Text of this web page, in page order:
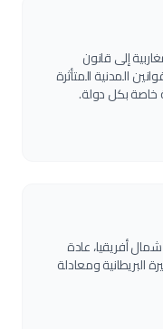
إلى قانون
المدنية المتأثرة
خاصة بكل دولة.
أفريقيا، عادة
البريطانية ومعادلة